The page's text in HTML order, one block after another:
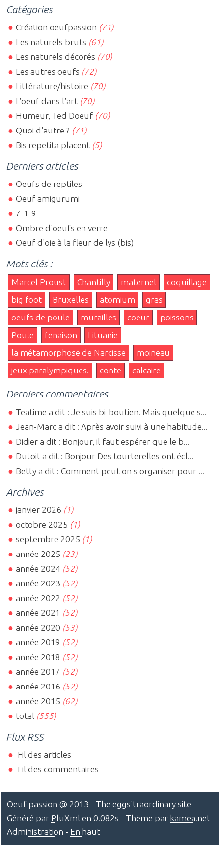
Catégories
Création oeufpassion (71)
Les naturels bruts (61)
Les naturels décorés (70)
Les autres oeufs (72)
Littérature/histoire (70)
L'oeuf dans l'art (70)
Humeur, Ted Doeuf (70)
Quoi d'autre ? (71)
Bis repetita placent (5)
Derniers articles
Oeufs de reptiles
Oeuf amigurumi
7-1-9
Ombre d'oeufs en verre
Oeuf d'oie à la fleur de lys (bis)
Mots clés :
Marcel Proust Chantilly maternel
coquillage
big foot
Bruxelles atomium
gras
oeufs de poule
murailles coeur
poissons
Poule
fenaison
Lituanie
la métamorphose de Narcisse
moineau
jeux paralympiques.
conte calcaire
Derniers commentaires
Teatime a dit : Je suis bi-boutien. Mais quelque s...
Jean-Marc a dit : Après avoir suivi à une habitude...
Didier a dit : Bonjour, il faut espérer que le b...
Dutoit a dit : Bonjour Des tourterelles ont écl...
Betty a dit : Comment peut on s organiser pour ...
Archives
janvier 2026 (1)
octobre 2025 (1)
septembre 2025 (1)
année 2025 (23)
année 2024 (52)
année 2023 (52)
année 2022 (52)
année 2021 (52)
année 2020 (53)
année 2019 (52)
année 2018 (52)
année 2017 (52)
année 2016 (52)
année 2015 (62)
total (555)
Flux RSS
Fil des articles
Fil des commentaires
Oeuf passion @ 2013 - The eggs'traordinary site
Généré par PluXml en 0.082s - Thème par kamea.net
Administration - En haut